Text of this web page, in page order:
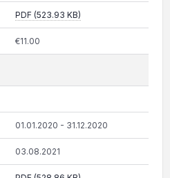
PDF (523.93 KB)
€11.00
01.01.2020 - 31.12.2020
03.08.2021